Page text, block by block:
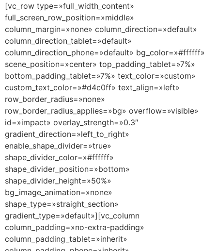
[vc_row type=»full_width_content»
full_screen_row_position=»middle»
column_margin=»none» column_direction=»default»
column_direction_tablet=»default»
column_direction_phone=»default» bg_color=»#ffffff»
scene_position=»center» top_padding_tablet=»7%»
bottom_padding_tablet=»7%» text_color=»custom»
custom_text_color=»#d4c0ff» text_align=»left»
row_border_radius=»none»
row_border_radius_applies=»bg» overflow=»visible»
id=»impact» overlay_strength=»0.3″
gradient_direction=»left_to_right»
enable_shape_divider=»true»
shape_divider_color=»#ffffff»
shape_divider_position=»bottom»
shape_divider_height=»50%»
bg_image_animation=»none»
shape_type=»straight_section»
gradient_type=»default»][vc_column
column_padding=»no-extra-padding»
column_padding_tablet=»inherit»